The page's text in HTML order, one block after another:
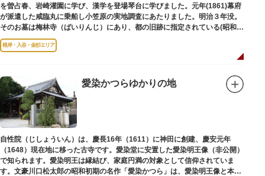
を曽占春、岩崎灌園に学び、漢学を登場琴台に学びました。元年(1861)幕府
が派遣した咸臨丸に乗船し小笠原の実地調査にあたりました。明治３年没。
そのお墓は梅林寺（ばいりんじ）にあり、都の旧跡に指定されている(昭和３
年指定)。
根岸・入谷・金杉エリア
愛染かつらゆかりの地
自性院（じしょういん）は、慶長16年（1611）に神田に創建、慶安元年
（1648）現在地に移った古寺です。愛染堂に安置した愛染明王像（非公開）
で知られます。愛染明王は縁結び、家庭円満の対象として信仰されていま
す。文豪川口松太郎の昭和初期の名作「愛染かつら」は、愛染明王像と本堂